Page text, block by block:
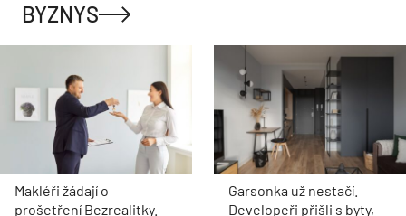
BYZNYS
Makléři žádají o
prošetření Bezrealitky.
Garsonka už nestačí.
Developeři přišli s byty,